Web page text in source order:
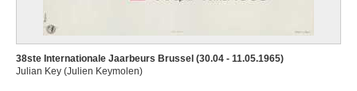
38ste Internationale Jaarbeurs Brussel (30.04 - 11.05.1965)
Julian Key (Julien Keymolen)